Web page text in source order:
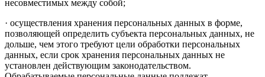
несовместимых между собой;
· осуществления хранения персональных данных в форме,
позволяющей определить субъекта персональных данных, не
дольше, чем этого требуют цели обработки персональных
данных, если срок хранения персональных данных не
установлен действующим законодательством.